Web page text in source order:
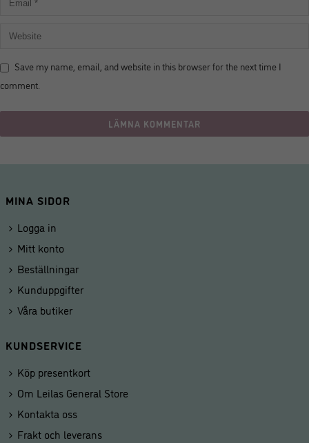
Save my name, email, and website in this browser for the next time I
comment.
MINA SIDOR
Logga in
Mitt konto
Beställningar
Kunduppgifter
Våra butiker
KUNDSERVICE
Köp presentkort
Om Leilas General Store
Kontakta oss
Frakt och leverans